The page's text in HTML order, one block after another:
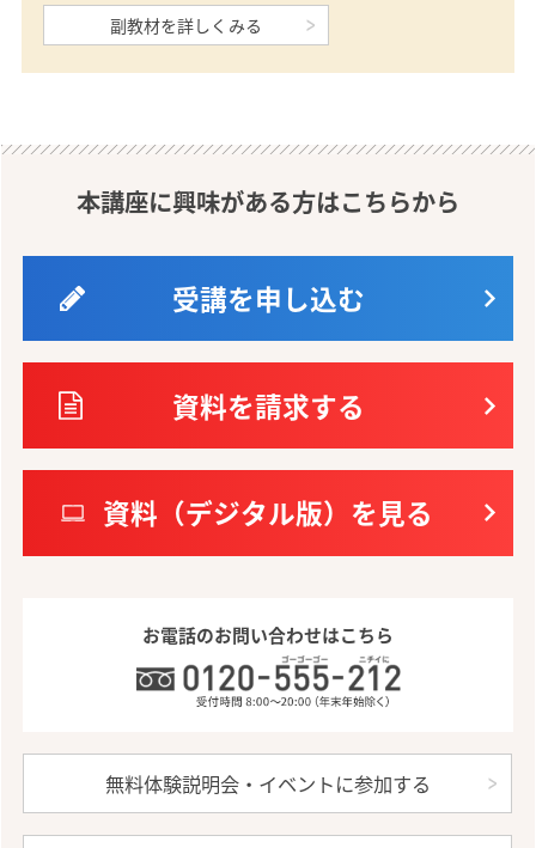
副教材を詳しくみる
本講座に興味がある方はこちらから
受講を申し込む
資料を請求する
資料（デジタル版）を見る
お電話のお問い合わせはこちら
無料体験説明会・イベントに参加する